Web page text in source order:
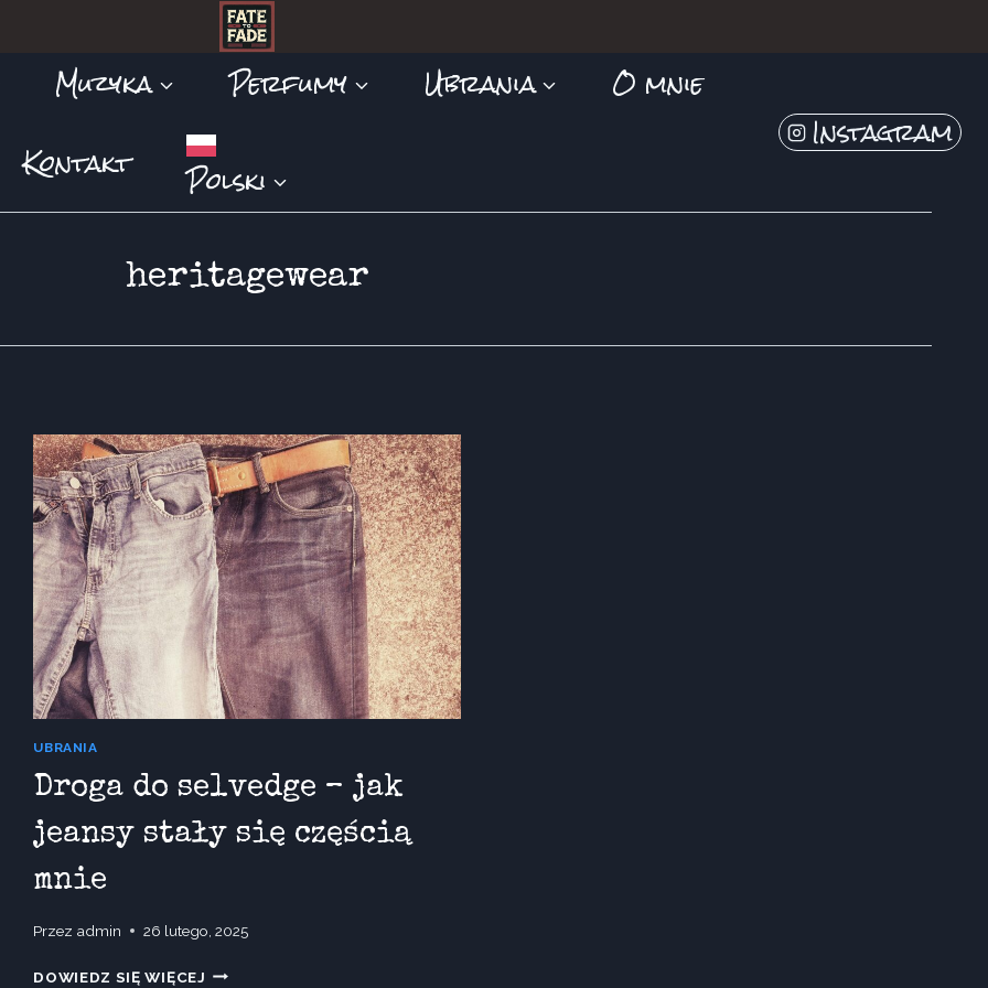
Muzyka Perfumy Ubrania
O mnie
Kontakt
Polski
Instagram
heritagewear
UBRANIA
Droga do selvedge – jak
jeansy stały się częścią
mnie
Przez admin 26 lutego, 2025
DOWIEDZ SIĘ WIĘCEJ DROGA